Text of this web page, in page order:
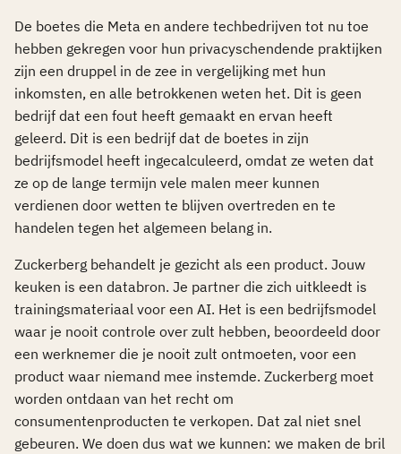
De boetes die Meta en andere techbedrijven tot nu toe
hebben gekregen voor hun privacyschendende praktijken
zijn een druppel in de zee in vergelijking met hun
inkomsten, en alle betrokkenen weten het. Dit is geen
bedrijf dat een fout heeft gemaakt en ervan heeft
geleerd. Dit is een bedrijf dat de boetes in zijn
bedrijfsmodel heeft ingecalculeerd, omdat ze weten dat
ze op de lange termijn vele malen meer kunnen
verdienen door wetten te blijven overtreden en te
handelen tegen het algemeen belang in.
Zuckerberg behandelt je gezicht als een product. Jouw
keuken is een databron. Je partner die zich uitkleedt is
trainingsmateriaal voor een AI. Het is een bedrijfsmodel
waar je nooit controle over zult hebben, beoordeeld door
een werknemer die je nooit zult ontmoeten, voor een
product waar niemand mee instemde. Zuckerberg moet
worden ontdaan van het recht om
consumentenproducten te verkopen. Dat zal niet snel
gebeuren. We doen dus wat we kunnen: we maken de bril